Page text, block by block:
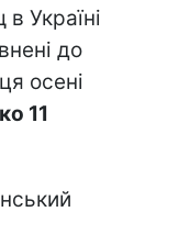
Україні
до
осені
11